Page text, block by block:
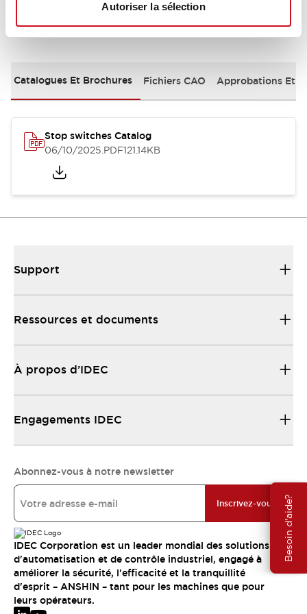
Autoriser la sélection
Besoin d'aide?
Documents et fichiers
Catalogues Et Brochures Fichiers CAO Approbations Et
Stop switches Catalog
06/10/2025.PDF121.14KB
Support
Ressources et documents
À propos d’IDEC
Engagements IDEC
Abonnez-vous à notre newsletter
Inscrivez-vous
IDEC Corporation est un leader mondial des solutions
d'automatisation et de contrôle industriel, engagé à
améliorer la sécurité, l'efficacité et la tranquillité
d'esprit – ANSHIN – tant pour les machines que pour
leurs opérateurs.